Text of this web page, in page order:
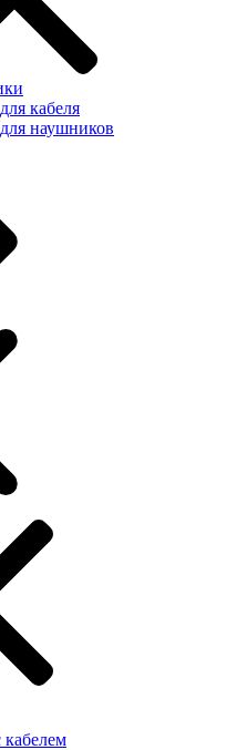
кабеля
наушников
кабелем